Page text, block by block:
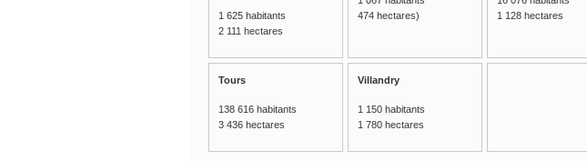
1 625 habitants
2 111 hectares
474 hectares)
1 128 hectares
Tours
138 616 habitants
3 436 hectares
Villandry
1 150 habitants
1 780 hectares